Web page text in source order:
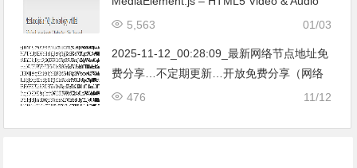
Player
01/03
5,563
2025-11-12_00:28:09_最新网络节点地址免
费分享…不定期更新…开放免费分享（网络
免费节点香港|日本|韩国|新加坡|台湾|马来西
11/12
476